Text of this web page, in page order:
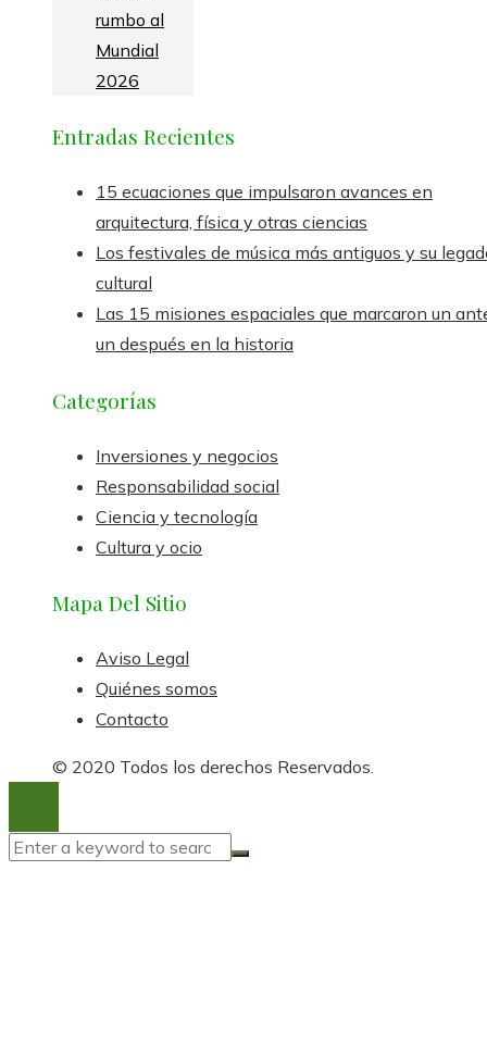
rumbo al
Mundial
2026
Entradas Recientes
15 ecuaciones que impulsaron avances en
arquitectura, física y otras ciencias
Los festivales de música más antiguos y su
cultural
Las 15 misiones espaciales que marcaron un
un después en la historia
Categorías
Inversiones y negocios
Responsabilidad social
Ciencia y tecnología
Cultura y ocio
Mapa Del Sitio
Aviso Legal
Quiénes somos
Contacto
© 2020 Todos los derechos Reservados.